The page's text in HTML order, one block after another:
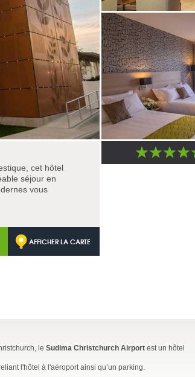
cet hôtel
séjour en
vous
AFFICHER LA CARTE
le Sudima Christchurch Airport est un hôtel
l'hôtel à l'aéroport ainsi qu’un parking.